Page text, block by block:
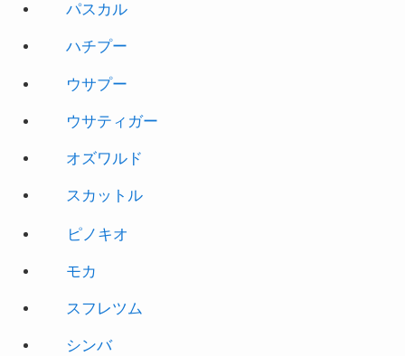
パスカル
ハチプー
ウサプー
ウサティガー
オズワルド
スカットル
ピノキオ
モカ
スフレツム
シンバ